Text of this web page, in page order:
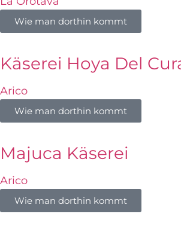
Wie man dorthin kommt
Käserei Hoya Del
Arico
Wie man dorthin kommt
Majuca Käserei
Arico
Wie man dorthin kommt